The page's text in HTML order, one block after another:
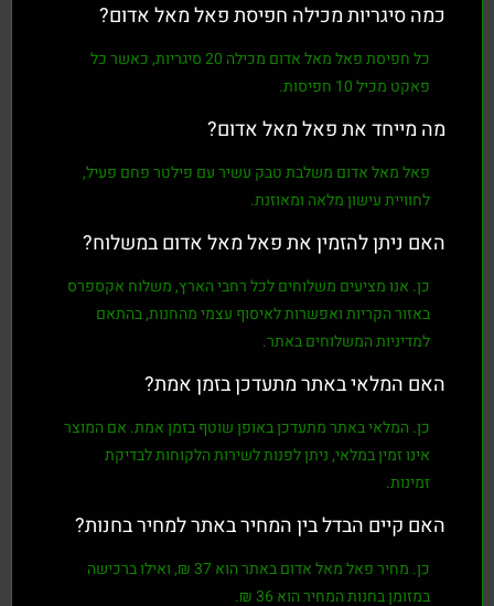
כמה סיגריות מכילה חפיסת פאל מאל אדום?
כל חפיסתפאל מאל אדוםמכילה20 סיגריות
, כאשר כל
פאקט מכיל10 חפיסות .
מה מייחד את פאל מאל אדום?
פאל מאל אדוםמשלבתטבק עשירעםפילטר פחם פעיל,
לחוויית עישון מלאה ומאוזנת.
האם ניתן להזמין את פאל מאל אדום במשלוח?
כן. אנו מציעים משלוחים לכל רחבי הארץ, משלוח אקספרס
באזור הקריות ואפשרות לאיסוף עצמי מהחנות, בהתאם
למדיניות המשלוחים באתר.
האם המלאי באתר מתעדכן בזמן אמת?
כן. המלאי באתר מתעדכן באופן שוטף בזמן אמת. אם המוצר
אינו זמין במלאי, ניתן לפנות לשירות הלקוחות לבדיקת
זמינות.
האם קיים הבדל בין המחיר באתר למחיר בחנות?
כן. מחירפאל מאל אדוםבאתר הוא37 ₪
, ואילו ברכישה
במזומן בחנות המחיר הוא36 ₪
.